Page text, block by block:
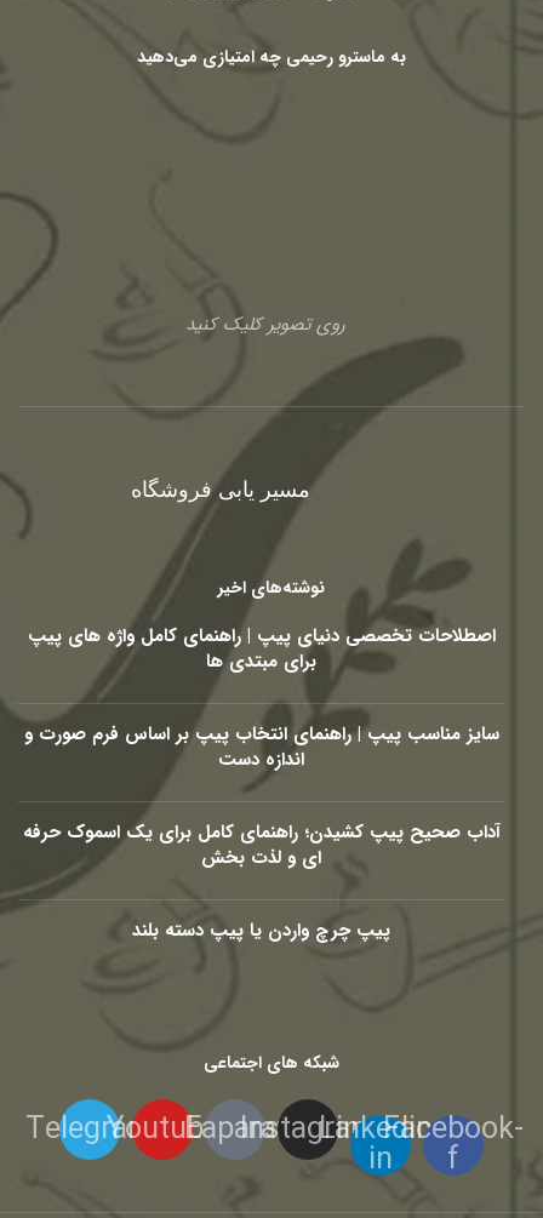
به ماسترو رحیمی چه امتیازی می‌دهید
روی تصویر کلیک کنید
مسیر یابی فروشگاه
نوشته‌های اخیر
اصطلاحات تخصصی دنیای پیپ | راهنمای کامل واژه های پیپ
برای مبتدی ها
سایز مناسب پیپ | راهنمای انتخاب پیپ بر اساس فرم صورت و
اندازه دست
آداب صحیح پیپ کشیدن؛ راهنمای کامل برای یک اسموک حرفه
ای و لذت بخش
پیپ چرچ واردن یا پیپ دسته بلند
شبکه های اجتماعی
Facebook-
f
Linkedin-
in
Instagram
Eaparat
Youtube
Telegram